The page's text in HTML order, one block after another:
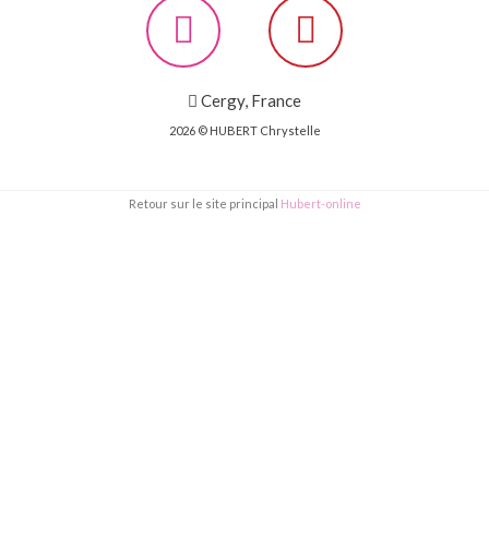
Cergy, France
2026 © HUBERT Chrystelle
Retour sur le site principal Hubert-online